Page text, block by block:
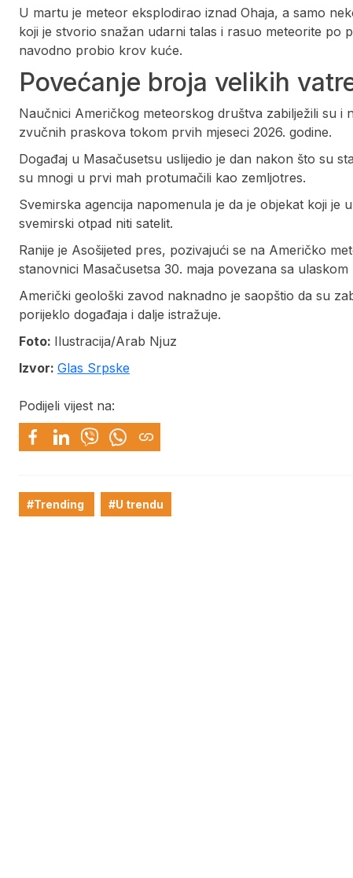
U martu je meteor eksplodirao iznad Ohaja, a samo
koji je stvorio snažan udarni talas i rasuo meteorite po
navodno probio krov kuće.
Povećanje broja velikih
Naučnici Američkog meteorskog društva zabilježili su
zvučnih praskova tokom prvih mjeseci 2026. godine.
Događaj u Masačusetsu uslijedio je dan nakon što su
su mnogi u prvi mah protumačili kao zemljotres.
Svemirska agencija napomenula je da je objekat koji
svemirski otpad niti satelit.
Ranije je Asošijeted pres, pozivajući se na Američko
stanovnici Masačusetsa 30. maja povezana sa
Američki geološki zavod naknadno je saopštio da su
porijeklo događaja i dalje istražuje.
Foto: Ilustracija/Arab Njuz
Izvor: Glas Srpske
Podijeli vijest na:
#Trending #U trendu